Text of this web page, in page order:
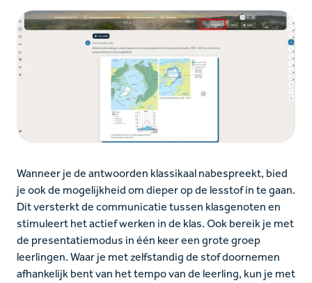
Wanneer je de antwoorden klassikaal nabespreekt, bied
je ook de mogelijkheid om dieper op de lesstof in te gaan.
Dit versterkt de communicatie tussen klasgenoten en
stimuleert het actief werken in de klas. Ook bereik je met
de presentatiemodus in één keer een grote groep
leerlingen. Waar je met zelfstandig de stof doornemen
afhankelijk bent van het tempo van de leerling, kun je met